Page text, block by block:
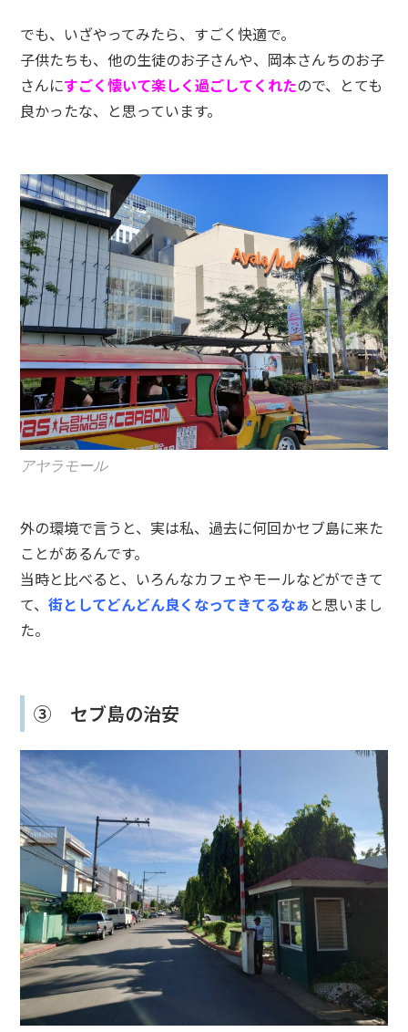
でも、いざやってみたら、すごく快適で。
子供たちも、他の生徒のお子さんや、岡本さんちのお子
さんにすごく懐いて楽しく過ごしてくれたので、とても
良かったな、と思っています。
アヤラモール
外の環境で言うと、実は私、過去に何回かセブ島に来た
ことがあるんです。
当時と比べると、いろんなカフェやモールなどができて
て、街としてどんどん良くなってきてるなぁ と思いまし
た。
③ セブ島の治安